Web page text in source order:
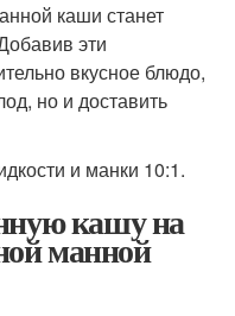
каши станет
эти
вкусное блюдо,
но и доставить
и манки 10:1.
кашу на
манной